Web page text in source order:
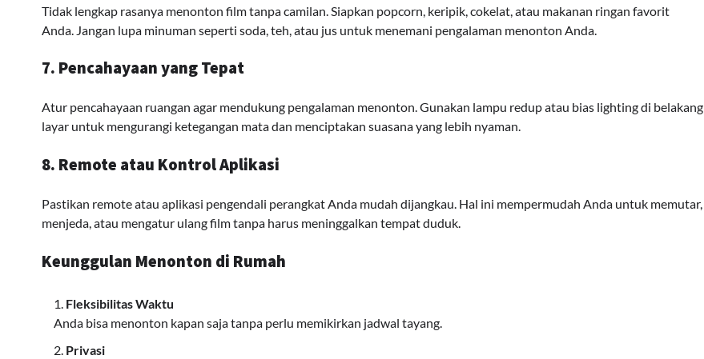
Tidak lengkap rasanya menonton film tanpa camilan. Siapkan popcorn, keripik, cokelat, atau makanan ringan favorit
Anda. Jangan lupa minuman seperti soda, teh, atau jus untuk menemani pengalaman menonton Anda.
7. Pencahayaan yang Tepat
Atur pencahayaan ruangan agar mendukung pengalaman menonton. Gunakan lampu redup atau bias lighting di belakang
layar untuk mengurangi ketegangan mata dan menciptakan suasana yang lebih nyaman.
8. Remote atau Kontrol Aplikasi
Pastikan remote atau aplikasi pengendali perangkat Anda mudah dijangkau. Hal ini mempermudah Anda untuk memutar,
menjeda, atau mengatur ulang film tanpa harus meninggalkan tempat duduk.
Keunggulan Menonton di Rumah
Fleksibilitas Waktu
Anda bisa menonton kapan saja tanpa perlu memikirkan jadwal tayang.
Privasi